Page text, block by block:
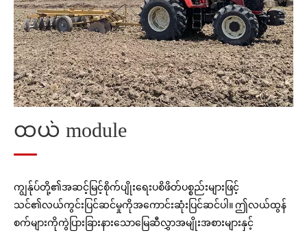
ရိတ်သိမ်း
Post-hallinest Graining Processing Module
Straw Processing module
ထယ် module
ကျွန်ုပ်တို့၏အဆင့်မြင့်စိုက်ပျိုးရေးပစိဖိတ်ပစ္စည်းများဖြင့်
သင်၏လယ်ကွင်းပြင်ဆင်မှုကိုအကောင်းဆုံးပြင်ဆင်ပါ။ ဤလယ်ထွန်
စက်များကိုကွဲပြားခြားနားသောမြေဆီလွှာအမျိုးအစားများနှင့်